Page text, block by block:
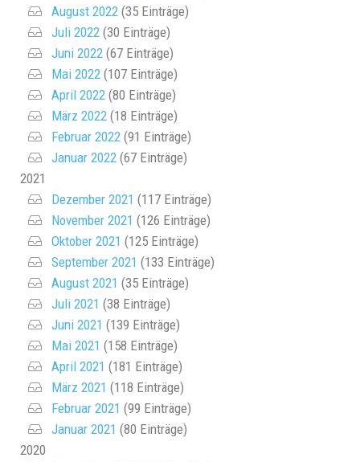
August 2022 (35 Einträge)
Juli 2022 (30 Einträge)
Juni 2022 (67 Einträge)
Mai 2022 (107 Einträge)
April 2022 (80 Einträge)
März 2022 (18 Einträge)
Februar 2022 (91 Einträge)
Januar 2022 (67 Einträge)
2021
Dezember 2021 (117 Einträge)
November 2021 (126 Einträge)
Oktober 2021 (125 Einträge)
September 2021 (133 Einträge)
August 2021 (35 Einträge)
Juli 2021 (38 Einträge)
Juni 2021 (139 Einträge)
Mai 2021 (158 Einträge)
April 2021 (181 Einträge)
März 2021 (118 Einträge)
Februar 2021 (99 Einträge)
Januar 2021 (80 Einträge)
2020